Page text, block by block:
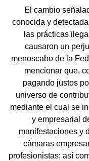
El cambio
conocida y
las prácticas
causaron un
menoscabo de la
mencionar que,
pagando justos
universo de
mediante el cual se
y empresarial
manifestaciones y
cámaras
profesionistas; así